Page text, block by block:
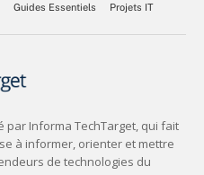
Guides Essentiels Projets IT